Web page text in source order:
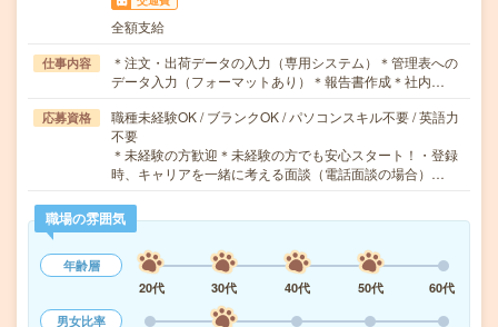
全額支給
仕事内容
＊注文・出荷データの入力（専用システム）＊管理表への
データ入力（フォーマットあり）＊報告書作成＊社内…
応募資格
職種未経験OK / ブランクOK / パソコンスキル不要 / 英語力
不要
＊未経験の方歓迎＊未経験の方でも安心スタート！・登録
時、キャリアを一緒に考える面談（電話面談の場合）…
職場の雰囲気
年齢層
20代
30代 40代 50代
60代
男女比率